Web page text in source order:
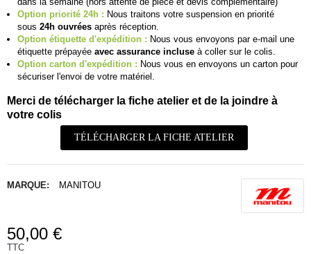
Option priorité 24h : Nous traitons votre suspension en priorité
sous 24h ouvrées après réception.
Option étiquette d'expédition : Nous vous envoyons par e-mail une
étiquette prépayée avec assurance incluse à coller sur le colis.
Option carton d'expédition : Nous vous en envoyons un carton pour
sécuriser l'envoi de votre matériel.
Merci de télécharger la fiche atelier et de la joindre à
votre colis
TÉLÉCHARGER LA FICHE ATELIER
MARQUE: MANITOU
50,00 €
TTC